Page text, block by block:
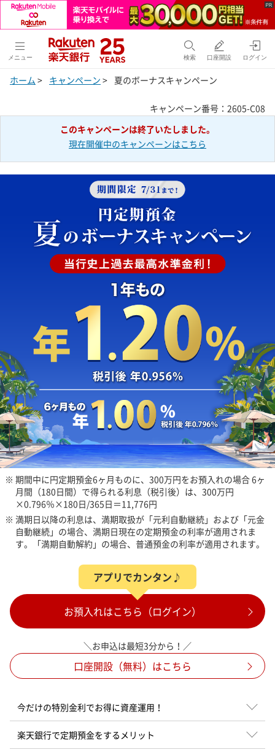
メニュー 検索 口座開設 ログイン
ホーム > キャンペーン > 夏のボーナスキャンペーン
キャンペーン番号：2605-C08
このキャンペーンは終了いたしました。
現在開催中のキャンペーンはこちら
※ 期間中に円定期預金6ヶ月ものに、300万円をお預入れの場合 6ヶ
月間（180日間）で得られる利息（税引後）は、300万円
×0.796％×180日/365日＝11,776円
※ 満期日以降の利息は、満期取扱が「元利自動継続」および「元金
自動継続」の場合、満期日現在の定期預金の利率が適用されま
す。「満期自動解約」の場合、普通預金の利率が適用されます。
アプリでカンタン♪
お預入れはこちら（ログイン）
＼お申込は最短3分から！／
口座開設（無料）はこちら
今だけの特別金利でお得に資産運用！
楽天銀行で定期預金をするメリット